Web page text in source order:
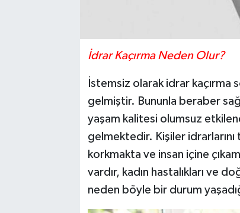
İdrar Kaçırma Neden Olur?
İstemsiz olarak idrar kaçırma
gelmiştir. Bununla beraber
yaşam kalitesi olumsuz
gelmektedir. Kişiler idrarlarını
korkmakta ve insan içine
vardır, kadın hastalıkları ve
neden böyle bir durum